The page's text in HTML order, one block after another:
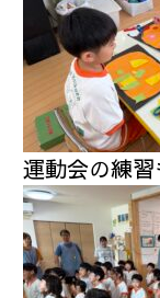
運動会の練